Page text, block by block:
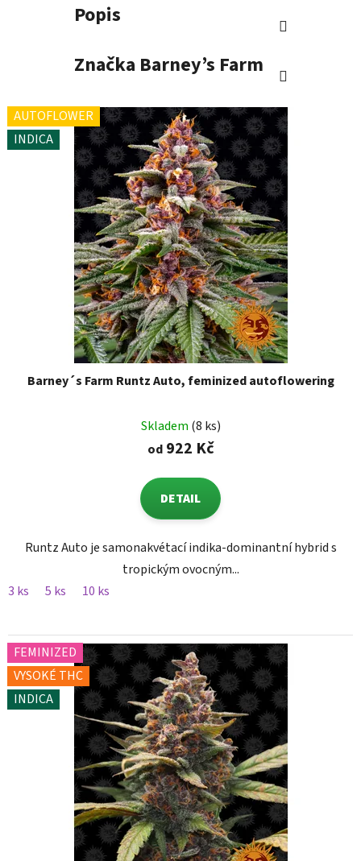
Popis
Značka Barney’s Farm
AUTOFLOWER
INDICA
Barney´s Farm Runtz Auto, feminized autoflowering
Skladem (8 ks)
od922 Kč
DETAIL
Runtz Auto je samonakvétací indika-dominantní hybrid s
tropickým ovocným...
3 ks
5 ks 10 ks
FEMINIZED
VYSOKÉ THC
INDICA